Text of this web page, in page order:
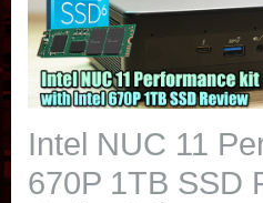
Intel NUC 11
670P 1TB